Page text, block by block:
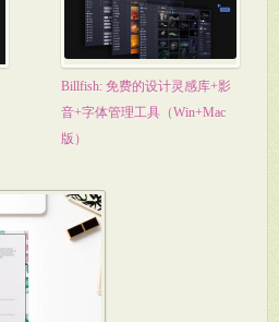
Billfish: 免费的设计灵感库+影
音+字体管理工具（Win+Mac
版）